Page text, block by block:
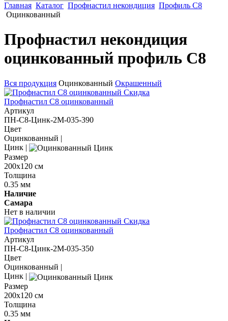
Главная Каталог Профнастил некондиция Профиль С8
Оцинкованный
Профнастил некондиция
оцинкованный профиль С8
Вся продукция Оцинкованный Окрашенный
Скидка
Профнастил С8 оцинкованный
Артикул
ПН-С8-Цинк-2М-035-390
Цвет
Оцинкованный |
Цинк |
Размер
200х120 см
Толщина
0.35 мм
Наличие
Самара
Нет в наличии
Скидка
Профнастил С8 оцинкованный
Артикул
ПН-С8-Цинк-2М-035-350
Цвет
Оцинкованный |
Цинк |
Размер
200х120 см
Толщина
0.35 мм